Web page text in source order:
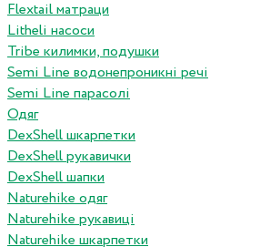
Flextail матраци
Litheli насоси
Tribe килимки, подушки
Semi Line водонепроникні речі
Semi Line парасолі
Одяг
DexShell шкарпетки
DexShell рукавички
DexShell шапки
Naturehike одяг
Naturehike рукавиці
Naturehike шкарпетки